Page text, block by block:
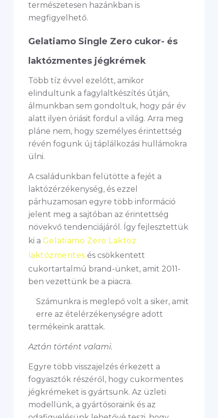
természetesen hazánkban is
megfigyelhető.
Gelatiamo Single Zero cukor- és
laktózmentes jégkrémek
Több tíz évvel ezelőtt, amikor
elindultunk a fagylaltkészítés útján,
álmunkban sem gondoltuk, hogy pár év
alatt ilyen óriásit fordul a világ. Arra meg
pláne nem, hogy személyes érintettség
révén fogunk új táplálkozási hullámokra
ülni.
A családunkban felütötte a fejét a
laktózérzékenység, és ezzel
párhuzamosan egyre több információ
jelent meg a sajtóban az érintettség
növekvő tendenciájáról. Így fejlesztettük
ki a Gelatiamo Zero Laktoz
laktózmentes és csökkentett
cukortartalmú brand-ünket, amit 2011-
ben vezettünk be a piacra.
Számunkra is meglepő volt a siker, amit
erre az ételérzékenységre adott
termékeink arattak.
Aztán történt valami.
Egyre több visszajelzés érkezett a
fogyasztók részéről, hogy cukormentes
jégkrémeket is gyártsunk. Az üzleti
modellünk, a gyártósoraink és az